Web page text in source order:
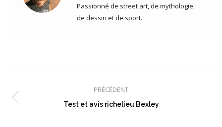
Passionné de street art, de mythologie,
de dessin et de sport.
article
PRÉCÉDENT
Article
Test et avis richelieu Bexley